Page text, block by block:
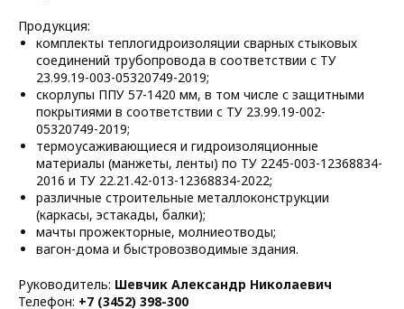
Продукция:
комплекты теплогидроизоляции сварных стыковых
соединений трубопровода в соответствии с ТУ
23.99.19-003-05320749-2019;
скорлупы ППУ 57-1420 мм, в том числе с защитными
покрытиями в соответствии с ТУ 23.99.19-002-
05320749-2019;
термоусаживающиеся и гидроизоляционные
материалы (манжеты, ленты) по ТУ 2245-003-12368834-
2016 и ТУ 22.21.42-013-12368834-2022;
различные строительные металлоконструкции
(каркасы, эстакады, балки);
мачты прожекторные, молниеотводы;
вагон-дома и быстровозводимые здания.
Руководитель: Шевчик Александр Николаевич
Телефон: +7 (3452) 398-300